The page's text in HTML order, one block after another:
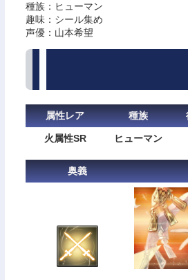
種族：ヒューマン
趣味：シール集め
声優：山本希望
属性レア 種族
火属性SR ヒューマン
奥義